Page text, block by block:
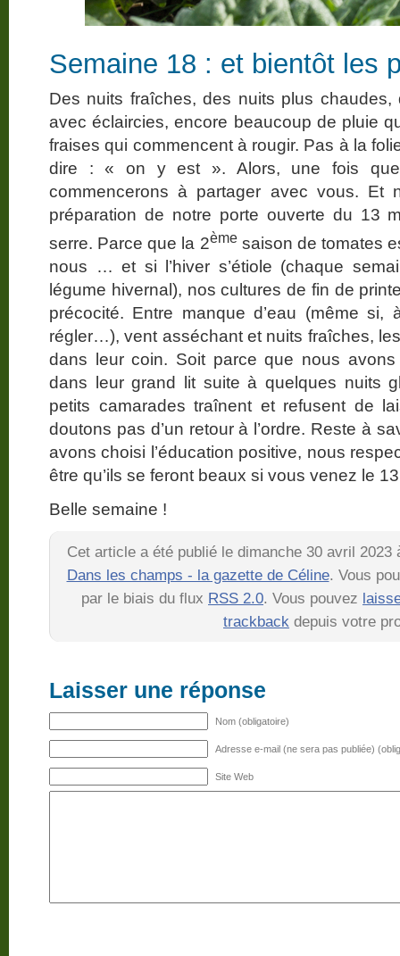
Semaine 18 : et bientôt les
Des nuits fraîches, des nuits plus
avec éclaircies, encore beaucoup de pluie
fraises qui commencent à rougir. Pas à la
dire : « on y est ». Alors, une fois
commencerons à partager avec vous. Et
préparation de notre porte ouverte du 13
serre. Parce que la 2èmesaison de tomates
nous … et si l’hiver s’étiole (chaque
légume hivernal), nos cultures de fin de
précocité. Entre manque d’eau (même
régler…), vent asséchant et nuits fraîches,
dans leur coin. Soit parce que nous
dans leur grand lit suite à quelques nuits
petits camarades traînent et refusent de
doutons pas d’un retour à l’ordre. Reste à
avons choisi l’éducation positive, nous
être qu’ils se feront beaux si vous venez le
Belle semaine !
Cet article a été publié le dimanche 30 avril
Dans les champs - la gazette de Céline. Vous
par le biais du flux RSS 2.0. Vous pouvez
trackback depuis votre
Laisser une réponse
Nom (obligatoire)
Adresse e-mail (ne sera pas publiée)
Site Web